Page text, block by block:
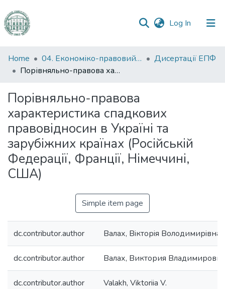
Log In (current)
Communities
&
All of DSpace
Statistics
Home 04. Економіко-правовий факультет
Дисертації ЕПФ
Порівняльно-правова характеристика спадкових правовідносин в Україні та зарубіжних країнах (Російській Федерації, Франції, Німеччині, США)
Порівняльно-правова
характеристика спадкових
правовідносин в Україні та
зарубіжних країнах (Російській
Федерації, Франції, Німеччині,
США)
Simple item page
dc.contributor.author Валах, Вiкторiя Володимирiвна
dc.contributor.author Валах, Виктория Владимировна
dc.contributor.author Valakh, Viktoriia V.